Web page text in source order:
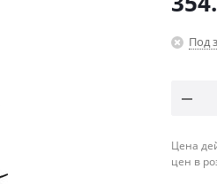
Под
Цена
цен в